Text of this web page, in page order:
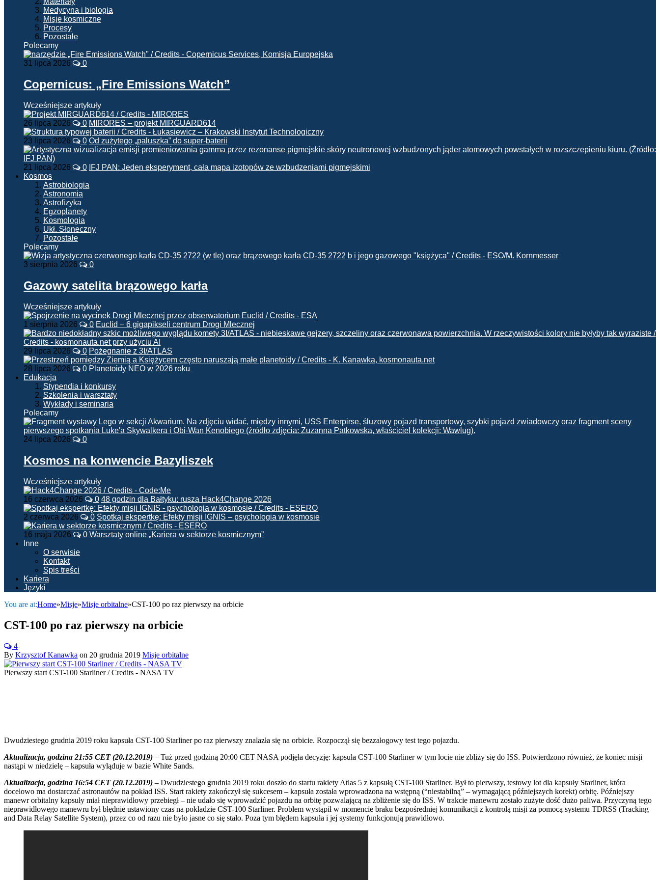
Medycyna i biologia
Misje kosmiczne
Procesy
Pozostałe
Polecamy
31 lipca 2026 0
Copernicus: „Fire Emissions Watch”
Wcześniejsze artykuły
26 lipca 2026 0 MIRORES – projekt MIRGUARD614
23 lipca 2026 0 Od zużytego „paluszka” do super-baterii
21 lipca 2026 0 IFJ PAN: Jeden eksperyment, cała mapa izotopów ze wzbudzeniami pigmejskimi
Kosmos
Astrobiologia
Astronomia
Astrofizyka
Egzoplanety
Kosmologia
Ukł. Słoneczny
Pozostałe
Polecamy
3 sierpnia 2026 0
Gazowy satelita brązowego karła
Wcześniejsze artykuły
1 sierpnia 2026 0 Euclid – 6 gigapikseli centrum Drogi Mlecznej
29 lipca 2026 0 Pożegnanie z 3I/ATLAS
28 lipca 2026 0 Planetoidy NEO w 2026 roku
Edukacja
Stypendia i konkursy
Szkolenia i warsztaty
Wykłady i seminaria
Polecamy
24 lipca 2026 0
Kosmos na konwencie Bazyliszek
Wcześniejsze artykuły
16 czerwca 2026 0 48 godzin dla Bałtyku: rusza Hack4Change 2026
2 czerwca 2026 0 Spotkaj ekspertkę: Efekty misji IGNIS – psychologia w kosmosie
16 maja 2026 0 Warsztaty online „Kariera w sektorze kosmicznym”
Inne
O serwisie
Kontakt
Spis treści
Kariera
Języki
You are at:Home»Misje»Misje orbitalne»CST-100 po raz pierwszy na orbicie
CST-100 po raz pierwszy na orbicie
4
By Krzysztof Kanawka on 20 grudnia 2019 Misje orbitalne
Pierwszy start CST-100 Starliner / Credits - NASA TV
Dwudziestego grudnia 2019 roku kapsuła CST-100 Starliner po raz pierwszy znalazła się na orbicie. Rozpoczął się bezzałogowy test tego pojazdu.
Aktualizacja, godzina 21:55 CET (20.12.2019) – Tuż przed godziną 20:00 CET NASA podjęła decyzję: kapsuła CST-100 Starliner w tym locie nie zbliży się do ISS. Potwierdzono również, że koniec misji
nastąpi w niedzielę – kapsuła wyląduje w bazie White Sands.
Aktualizacja, godzina 16:54 CET (20.12.2019) – Dwudziestego grudnia 2019 roku doszło do startu rakiety Atlas 5 z kapsułą CST-100 Starliner. Był to pierwszy, testowy lot dla kapsuły Starliner, która
docelowo ma dostarczać astronautów na pokład ISS. Start rakiety zakończył się sukcesem – kapsuła została wprowadzona na wstępną (“niestabilną” – wymagającą późniejszych korekt) orbitę. Późniejszy
manewr orbitalny kapsuły miał nieprawidłowy przebiegł – nie udało się wprowadzić pojazdu na orbitę pozwalającą na zbliżenie się do ISS. W trakcie manewru zostało zużyte dość dużo paliwa. Przyczyną tego
nieprawidłowego manewru był błędnie ustawiony czas na pokładzie CST-100 Starliner. Problem wystąpił w momencie braku bezpośredniej komunikacji z kontrolą misji za pomocą systemu TDRSS (Tracking
and Data Relay Satellite System), przez co od razu nie było jasne co się stało. Poza tym błędem kapsuła i jej systemy funkcjonują prawidłowo.